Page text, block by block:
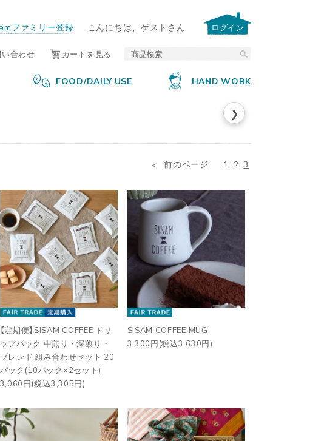
TRADE
ファミリー登録 こんにちは、ゲストさん ログイン
い合わせ カートを見る
FOOD/DAILY USE HAND WORK
❯
前のページ 1 2 3
【定期便】SISAM COFFEE ドリ
ップパック 中煎り・深煎り・
ブレンド 組み合わせセット 20
パック(10パック×2セット)
3,060円(税込3,305円)
SISAM COFFEE MUG
3,300円(税込3,630円)